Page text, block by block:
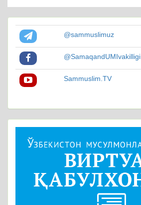
@sammuslimuz
@SamaqandUMIvakilligi
Sammuslim.TV